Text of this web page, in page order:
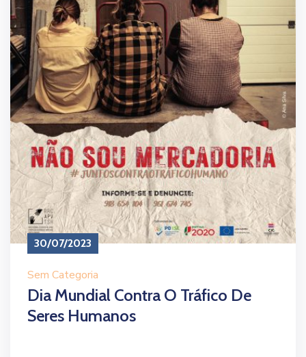
30/07/2023
Sem Categoria
Dia Mundial Contra O Tráfico De
Seres Humanos